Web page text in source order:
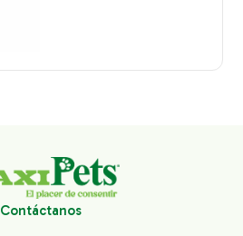
Contáctanos